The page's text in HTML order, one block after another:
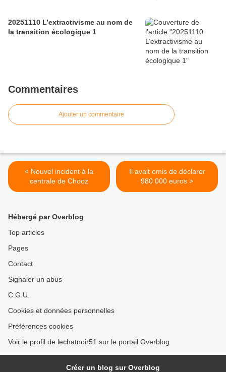
20251110 L’extractivisme au nom de
la transition écologique 1
Commentaires
Ajouter un commentaire
< Nouvel incident à la
centrale de Chooz
Il avait omis de déclarer
980 000 euros >
Hébergé par Overblog
Top articles
Pages
Contact
Signaler un abus
C.G.U.
Cookies et données personnelles
Préférences cookies
Voir le profil de lechatnoir51 sur le portail Overblog
Créer un blog sur Overblog